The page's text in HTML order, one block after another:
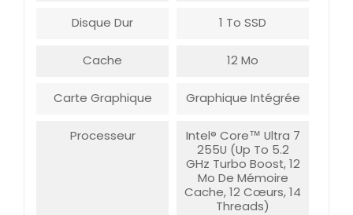
Disque Dur 1 To SSD
Cache 12 Mo
Carte Graphique Graphique Intégrée
Processeur
Intel® Core™ Ultra 7
255U (Up To 5.2
GHz Turbo Boost, 12
Mo De Mémoire
Cache, 12 Cœurs, 14
Threads)